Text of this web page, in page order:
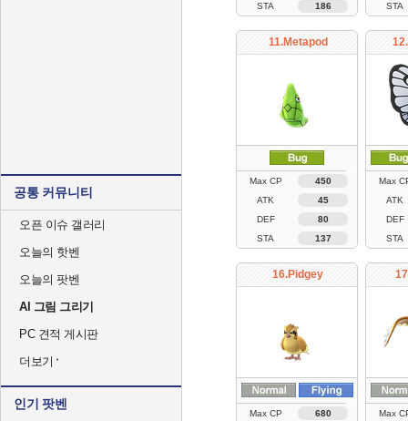
공통 커뮤니티
오픈 이슈 갤러리
오늘의 핫벤
오늘의 팟벤
AI 그림 그리기
PC 견적 게시판
더보기
인기 팟벤
STA
186
STA
11.Metapod
Max CP
450
ATK
45
DEF
80
STA
137
Max
ATK
DEF
STA
16.Pidgey
Max CP
680
Max